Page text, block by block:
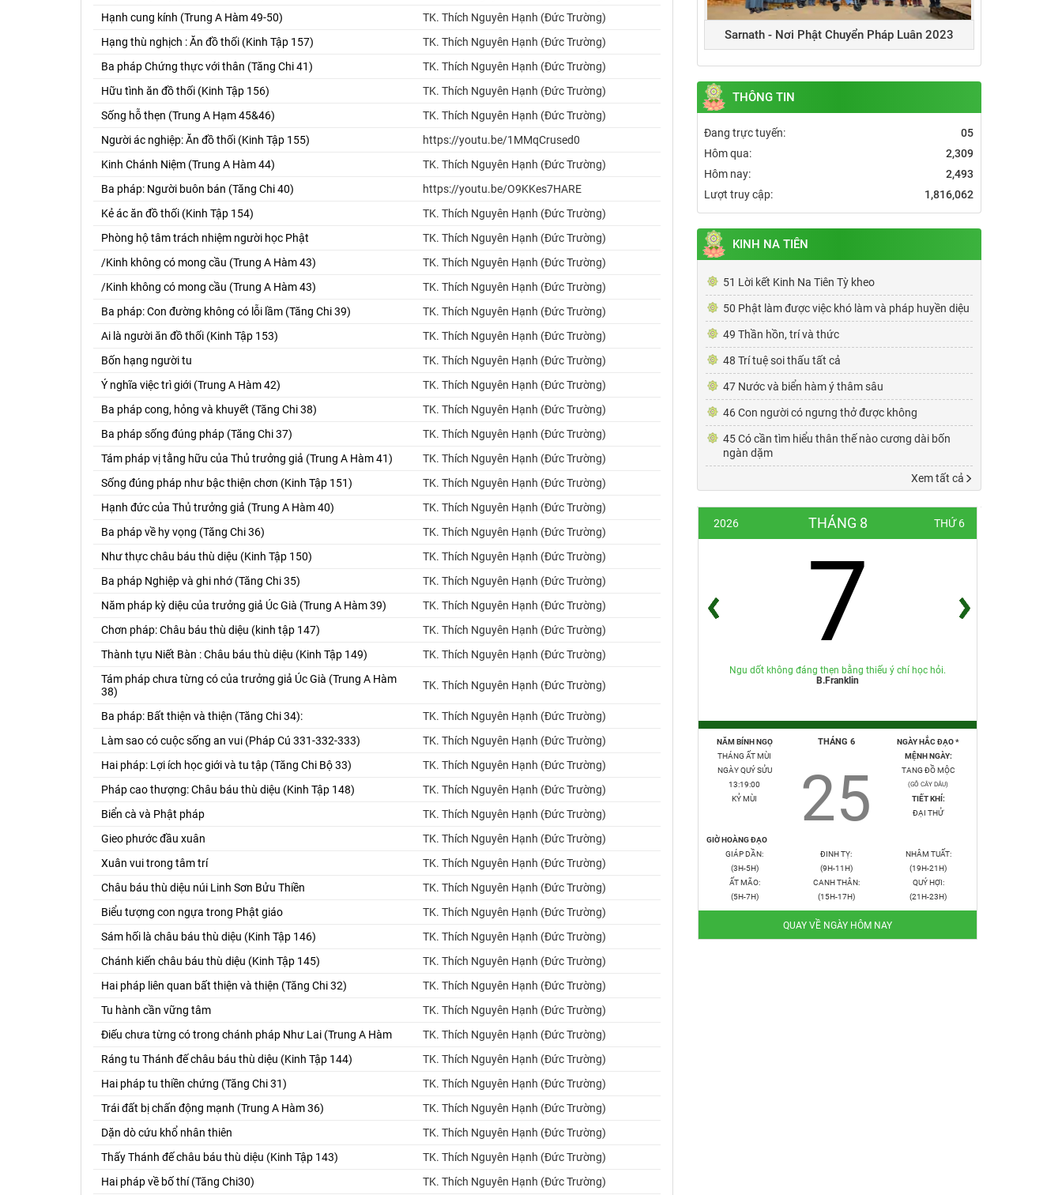
Hạnh cung kính (Trung A Hàm 49-50)
TK. Thích Nguyên Hạnh (Đức Trường)
Hạng thù nghịch : Ăn đồ thối (Kinh Tập 157)
TK. Thích Nguyên Hạnh (Đức Trường)
Ba pháp Chứng thực với thân (Tăng Chi 41)
TK. Thích Nguyên Hạnh (Đức Trường)
Hữu tình ăn đồ thối (Kinh Tập 156)
TK. Thích Nguyên Hạnh (Đức Trường)
Sống hỗ thẹn (Trung A Hạm 45&46)
TK. Thích Nguyên Hạnh (Đức Trường)
Người ác nghiệp: Ăn đồ thối (Kinh Tập 155)
https://youtu.be/1MMqCrused0
Kinh Chánh Niệm (Trung A Hàm 44)
TK. Thích Nguyên Hạnh (Đức Trường)
Ba pháp: Người buôn bán (Tăng Chi 40)
https://youtu.be/O9KKes7HARE
Kẻ ác ăn đồ thối (Kinh Tập 154)
TK. Thích Nguyên Hạnh (Đức Trường)
Phòng hộ tâm trách nhiệm người học Phật
TK. Thích Nguyên Hạnh (Đức Trường)
/Kinh không có mong cầu (Trung A Hàm 43)
TK. Thích Nguyên Hạnh (Đức Trường)
/Kinh không có mong cầu (Trung A Hàm 43)
TK. Thích Nguyên Hạnh (Đức Trường)
Ba pháp: Con đường không có lỗi lầm (Tăng Chi 39)
TK. Thích Nguyên Hạnh (Đức Trường)
Ai là người ăn đồ thối (Kinh Tập 153)
TK. Thích Nguyên Hạnh (Đức Trường)
Bốn hạng người tu
TK. Thích Nguyên Hạnh (Đức Trường)
Ý nghĩa việc trì giới (Trung A Hàm 42)
TK. Thích Nguyên Hạnh (Đức Trường)
Ba pháp cong, hỏng và khuyết (Tăng Chi 38)
TK. Thích Nguyên Hạnh (Đức Trường)
Ba pháp sống đúng pháp (Tăng Chi 37)
TK. Thích Nguyên Hạnh (Đức Trường)
Tám pháp vị tằng hữu của Thủ trưởng giả (Trung A Hàm 41)
TK. Thích Nguyên Hạnh (Đức Trường)
Sống đúng pháp như bậc thiện chơn (Kinh Tập 151)
TK. Thích Nguyên Hạnh (Đức Trường)
Hạnh đức của Thủ trưởng giả (Trung A Hàm 40)
TK. Thích Nguyên Hạnh (Đức Trường)
Ba pháp về hy vọng (Tăng Chi 36)
TK. Thích Nguyên Hạnh (Đức Trường)
Như thực châu báu thù diệu (Kinh Tập 150)
TK. Thích Nguyên Hạnh (Đức Trường)
Ba pháp Nghiệp và ghi nhớ (Tăng Chi 35)
TK. Thích Nguyên Hạnh (Đức Trường)
Năm pháp kỳ diệu của trưởng giả Úc Già (Trung A Hàm 39)
TK. Thích Nguyên Hạnh (Đức Trường)
Chơn pháp: Châu báu thù diệu (kinh tập 147)
TK. Thích Nguyên Hạnh (Đức Trường)
Thành tựu Niết Bàn : Châu báu thù diệu (Kinh Tập 149)
TK. Thích Nguyên Hạnh (Đức Trường)
Tám pháp chưa từng có của trưởng giả Úc Già (Trung A Hàm
38)
TK. Thích Nguyên Hạnh (Đức Trường)
Ba pháp: Bất thiện và thiện (Tăng Chi 34):
TK. Thích Nguyên Hạnh (Đức Trường)
Làm sao có cuộc sống an vui (Pháp Cú 331-332-333)
TK. Thích Nguyên Hạnh (Đức Trường)
Hai pháp: Lợi ích học giới và tu tập (Tăng Chi Bộ 33)
TK. Thích Nguyên Hạnh (Đức Trường)
Pháp cao thượng: Châu báu thù diệu (Kinh Tập 148)
TK. Thích Nguyên Hạnh (Đức Trường)
Biển cà và Phật pháp
TK. Thích Nguyên Hạnh (Đức Trường)
Gieo phước đầu xuân
TK. Thích Nguyên Hạnh (Đức Trường)
Xuân vui trong tâm trí
TK. Thích Nguyên Hạnh (Đức Trường)
Châu báu thù diệu núi Linh Sơn Bửu Thiền
TK. Thích Nguyên Hạnh (Đức Trường)
Biểu tượng con ngựa trong Phật giáo
TK. Thích Nguyên Hạnh (Đức Trường)
Sám hối là châu báu thù diệu (Kinh Tập 146)
TK. Thích Nguyên Hạnh (Đức Trường)
Chánh kiến châu báu thù diệu (Kinh Tập 145)
TK. Thích Nguyên Hạnh (Đức Trường)
Hai pháp liên quan bất thiện và thiện (Tăng Chi 32)
TK. Thích Nguyên Hạnh (Đức Trường)
Tu hành cần vững tâm
TK. Thích Nguyên Hạnh (Đức Trường)
Điếu chưa từng có trong chánh pháp Như Lai (Trung A Hàm
TK. Thích Nguyên Hạnh (Đức Trường)
Ráng tu Thánh đế châu báu thù diệu (Kinh Tập 144)
TK. Thích Nguyên Hạnh (Đức Trường)
Hai pháp tu thiền chứng (Tăng Chi 31)
TK. Thích Nguyên Hạnh (Đức Trường)
Trái đất bị chấn động mạnh (Trung A Hàm 36)
TK. Thích Nguyên Hạnh (Đức Trường)
Dặn dò cứu khổ nhân thiên
TK. Thích Nguyên Hạnh (Đức Trường)
Thấy Thánh đế châu báu thù diệu (Kinh Tập 143)
TK. Thích Nguyên Hạnh (Đức Trường)
Hai pháp về bố thí (Tăng Chi30)
TK. Thích Nguyên Hạnh (Đức Trường)
Sarnath - Nơi Phật Chuyển Pháp Luân 2023
THÔNG TIN
Đang trực tuyến:
05
Hôm qua:
2,309
Hôm nay:
2,493
Lượt truy cập:
1,816,062
KINH NA TIÊN
51 Lời kết Kinh Na Tiên Tỳ kheo
50 Phật làm được việc khó làm và pháp huyền diệu
49 Thần hồn, trí và thức
48 Trí tuệ soi thấu tất cả
47 Nước và biển hàm ý thâm sâu
46 Con người có ngưng thở được không
45 Có cần tìm hiểu thân thế nào cương dài bốn
ngàn dặm
Xem tất cả
2026 THÁNG 8 THỨ 6
7
Ngu dốt không đáng thẹn bằng thiếu ý chí học hỏi.
B.Franklin
NĂM BÍNH NGỌ
THÁNG ẤT MÙI
NGÀY QUÝ SỬU
13:19:02
KỶ MÙI
THÁNG 6
25
NGÀY HẮC ĐẠO *
MỆNH NGÀY:
TANG ĐỒ MỘC
(GỖ CÂY DÂU)
TIẾT KHÍ:
ĐẠI THỬ
GIỜ HOÀNG ĐẠO
GIÁP DẦN:
(3H-5H)
ẤT MÃO:
(5H-7H)
ĐINH TỴ:
(9H-11H)
CANH THÂN:
(15H-17H)
NHÂM TUẤT:
(19H-21H)
QUÝ HỢI:
(21H-23H)
QUAY VỀ NGÀY HÔM NAY